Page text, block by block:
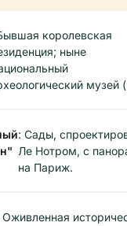
королевская
ныне
музей (
: Сады,
Ле Нотром, с
на Париж.
Оживленная